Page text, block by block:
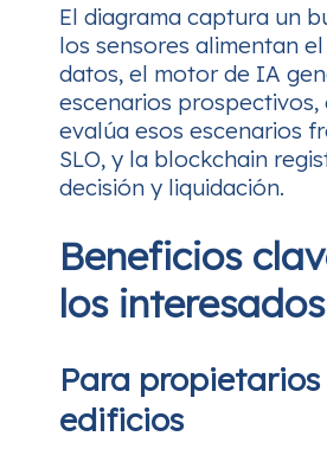
El diagrama captura un
los sensores alimentan
datos, el motor de IA
escenarios
evalúa esos escenarios
SLO, y la blockchain
decisión y liquidación.
Beneficios
los interesados
Para
edificios